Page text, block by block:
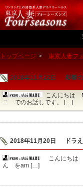
トップページ > 東京人妻フ
2018年11月22日 影響
こんにちは
ニ でのお話しです。 […]
2018年11月20日 ドラ
こんにちは
ん をam […]